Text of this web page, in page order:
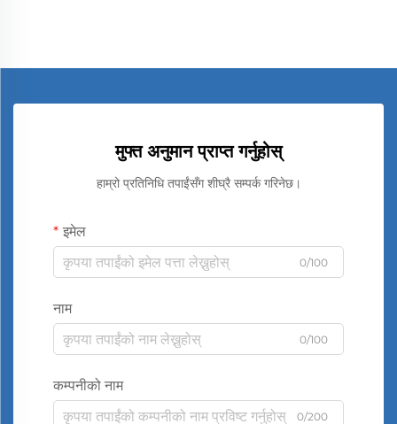
मुफ्त अनुमान प्राप्त गर्नुहोस्
हाम्रो प्रतिनिधि तपाईंसँग शीघ्रै सम्पर्क गरिनेछ।
इमेल
0/100
नाम
0/100
कम्पनीको नाम
0/200